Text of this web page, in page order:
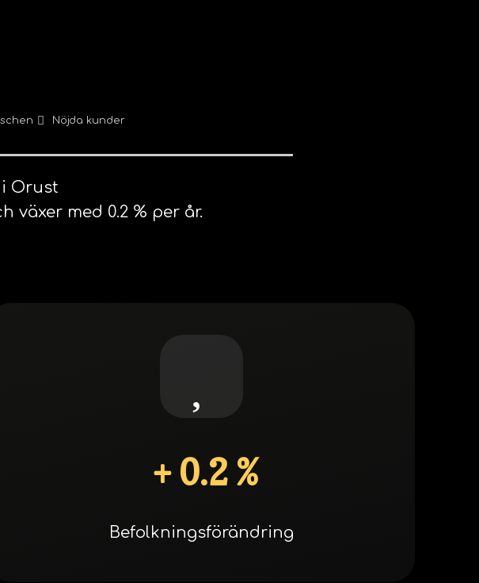
Nöjda kunder
Orust
växer med 0.2 % per år.
+ 0.2 %
Befolkningsförändring